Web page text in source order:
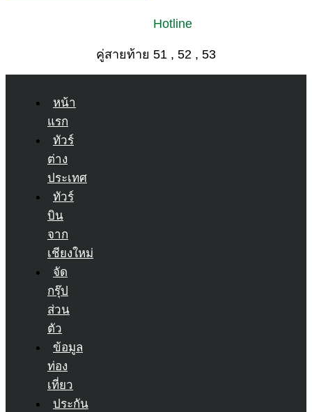
Hotline
คู่สายท้าย 51 , 52 , 53
หน้า
แรก
ทัวร์
ต่าง
ประเทศ
ทัวร์
บิน
จาก
เชียงใหม่
จัด
กรุ๊ป
ส่วน
ตัว
ข้อมูล
ท่อง
เที่ยว
ประกัน